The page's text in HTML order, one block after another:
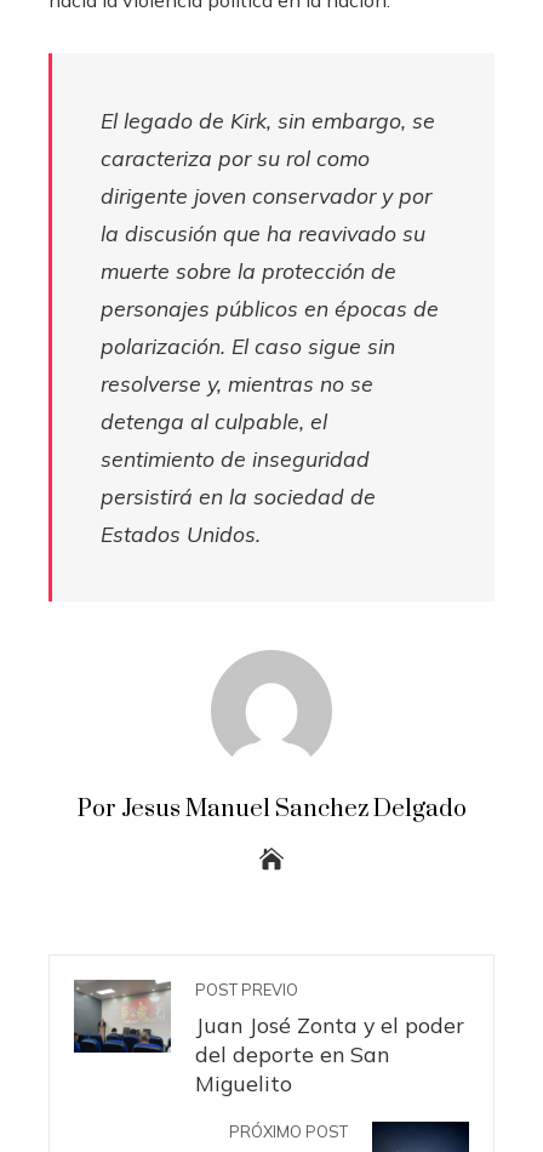
El legado de Kirk, sin embargo, se
caracteriza por su rol como
dirigente joven conservador y por
la discusión que ha reavivado su
muerte sobre la protección de
personajes públicos en épocas de
polarización. El caso sigue sin
resolverse y, mientras no se
detenga al culpable, el
sentimiento de inseguridad
persistirá en la sociedad de
Estados Unidos.
Por Jesus Manuel Sanchez Delgado
POST PREVIO
Juan José Zonta y el poder
del deporte en San
Miguelito
PRÓXIMO POST